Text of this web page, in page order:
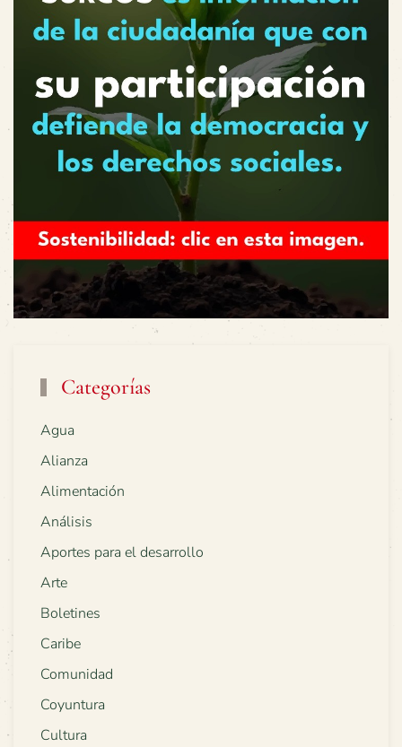
Categorías
Agua
Alianza
Alimentación
Análisis
Aportes para el desarrollo
Arte
Boletines
Caribe
Comunidad
Coyuntura
Cultura